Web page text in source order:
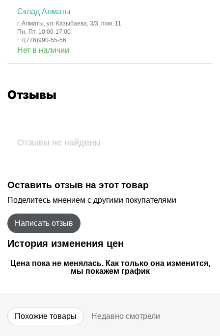
Склад Алматы
г. Алматы, ул. Казыбаева, 3/3, пом. 11
Пн.-Пт. 10:00-17:00
+7(776)990-55-56
Нет в наличии
Отзывы
Отзывы не найдены
Оставить отзыв на этот товар
Поделитесь мнением с другими покупателями
Написать отзыв
История изменения цен
Цена пока не менялась. Как только она изменится,
мы покажем график
Похожие товары Недавно смотрели